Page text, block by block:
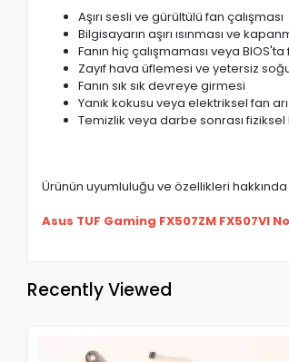
Aşırı sesli ve gürültülü fan çalışması
Bilgisayarın aşırı ısınması ve
Fanın hiç çalışmaması veya BIOS'ta
Zayıf hava üflemesi ve yetersiz
Fanın sık sık devreye girmesi
Yanık kokusu veya elektriksel fan
Temizlik veya darbe sonrası
Ürünün uyumluluğu ve özellikleri
Asus TUF Gaming FX507ZM FX507VI
Recently Viewed